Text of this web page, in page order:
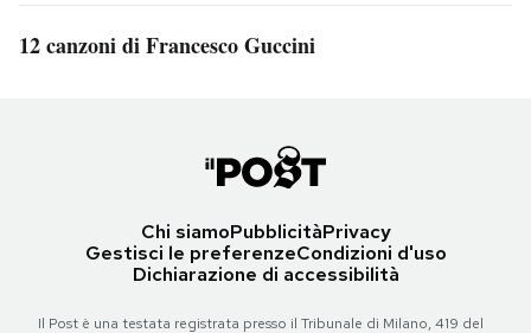
12 canzoni di Francesco Guccini
Chi siamoPubblicitàPrivacy
Gestisci le preferenzeCondizioni d'uso
Dichiarazione di accessibilità
Il Post è una testata registrata presso il Tribunale di Milano, 419 del